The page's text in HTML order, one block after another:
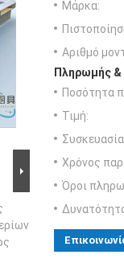
Μάρκα:
Αριθμό
Πληρωμής
Ποσότητα
Τιμή:
Χρόνος
Όροι